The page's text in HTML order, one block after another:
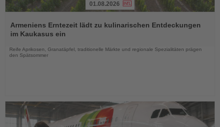
Sie
die
01.08.2026
Armeniens Erntezeit lädt zu kulinarischen Entdeckungen
im Kaukasus ein
Reife Aprikosen, Granatäpfel, traditionelle Märkte und regionale Spezialitäten prägen
den Spätsommer